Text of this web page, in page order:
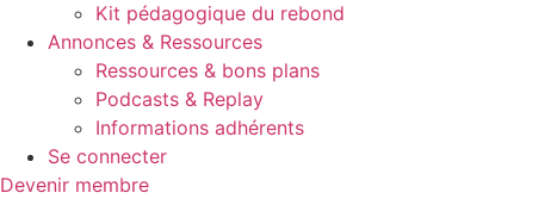
Kit pédagogique du rebond
Annonces & Ressources
Ressources & bons plans
Podcasts & Replay
Informations adhérents
Se connecter
Devenir membre